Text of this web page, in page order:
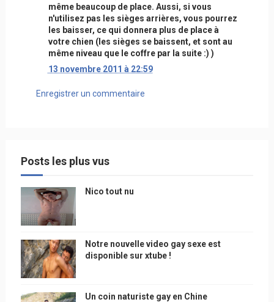
même beaucoup de place. Aussi, si vous
n'utilisez pas les sièges arrières, vous pourrez
les baisser, ce qui donnera plus de place à
votre chien (les sièges se baissent, et sont au
même niveau que le coffre par la suite :) )
13 novembre 2011 à 22:59
Enregistrer un commentaire
Posts les plus vus
Nico tout nu
Notre nouvelle video gay sexe est
disponible sur xtube !
Un coin naturiste gay en Chine